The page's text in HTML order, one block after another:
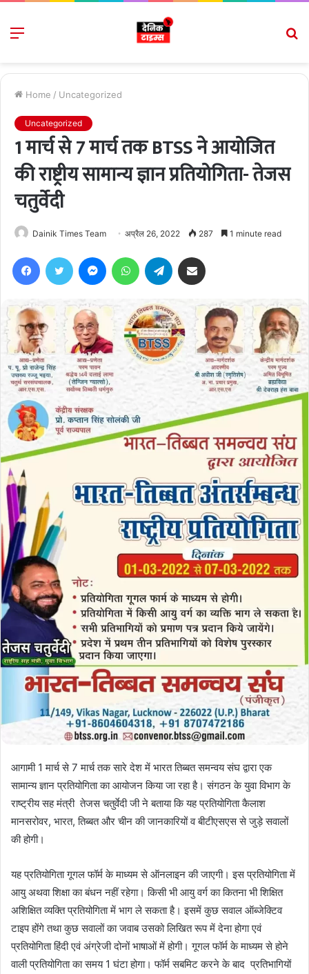
Menu
Home / Uncategorized
Uncategorized
1 मार्च से 7 मार्च तक BTSS ने आयोजित
की राष्ट्रीय सामान्य ज्ञान प्रतियोगिता- तेजस
चतुर्वेदी
Dainik Times Team अप्रैल 26, 2022 287 1 minute read
FacebookTwitter MessengerWhatsAppTelegram
आगामी 1 मार्च से 7 मार्च तक सारे देश में भारत तिब्बत समन्वय संघ द्वारा एक
सामान्य ज्ञान प्रतियोगिता का आयोजन किया जा रहा है। संगठन के युवा विभाग के
राष्ट्रीय सह मंत्री तेजस चतुर्वेदी जी ने बताया कि यह प्रतियोगिता कैलाश
मानसरोवर, भारत, तिब्बत और चीन की जानकारियों व बीटीएसएस से जुड़े सवालों
की होगी।
यह प्रतियोगिता गूगल फॉर्म के माध्यम से ऑनलाइन की जाएगी। इस प्रतियोगिता में
आयु अथवा शिक्षा का बंधन नहीं रहेगा। किसी भी आयु वर्ग का कितना भी शिक्षित
अशिक्षित व्यक्ति प्रतियोगिता में भाग ले सकता है। इसमें कुछ सवाल ऑब्जेक्टिव
टाइप होंगे तथा कुछ सवालों का जवाब उसको लिखित रूप में देना होगा एवं
प्रतियोगिता हिंदी एवं अंग्रेजी दोनों भाषाओं में होगी। गूगल फॉर्म के माध्यम से होने
वाली प्रतियोगिता का समय 1 घंटा होगा। फॉर्म सबमिट करने के बाद प्रतिभागियों